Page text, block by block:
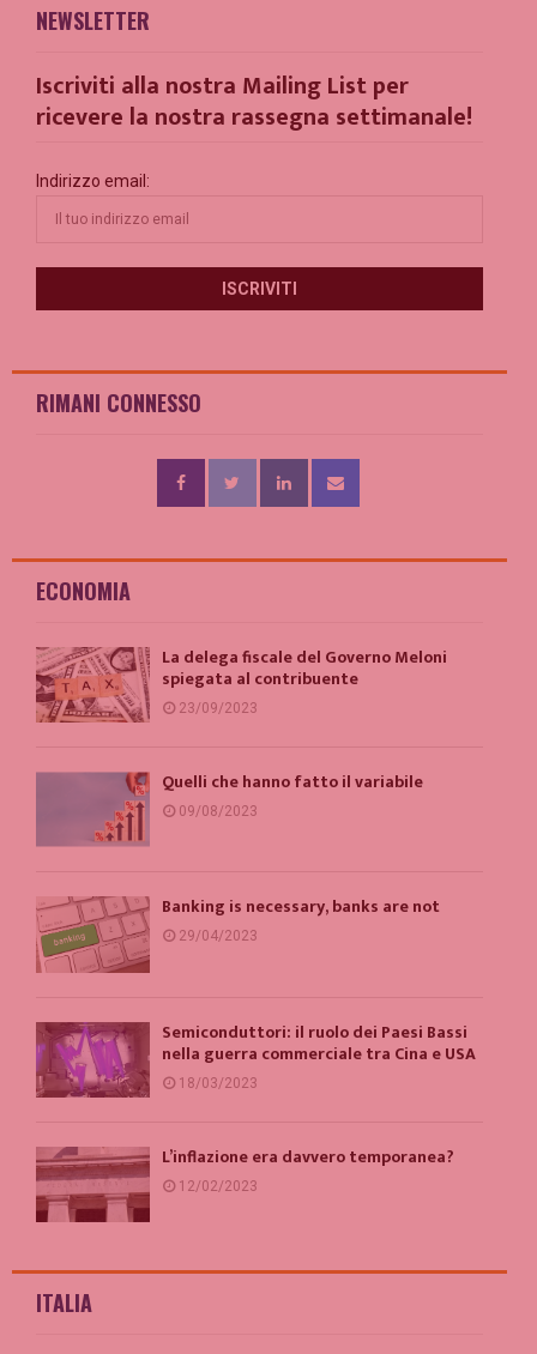
NEWSLETTER
Iscriviti alla nostra Mailing List per
ricevere la nostra rassegna settimanale!
Indirizzo email:
RIMANI CONNESSO
ECONOMIA
La delega fiscale del Governo Meloni
spiegata al contribuente
23/09/2023
Quelli che hanno fatto il variabile
09/08/2023
Banking is necessary, banks are not
29/04/2023
Semiconduttori: il ruolo dei Paesi Bassi
nella guerra commerciale tra Cina e USA
18/03/2023
L’inflazione era davvero temporanea?
12/02/2023
ITALIA